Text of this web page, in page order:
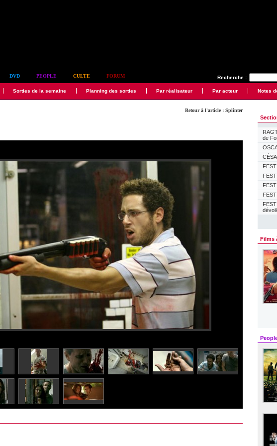
Recherche :
DVD PEOPLE CULTE FORUM
Sorties de la semaine Planning des sorties Par réalisateur Par acteur Notes
Retour à l'article : Splinter
de
Films